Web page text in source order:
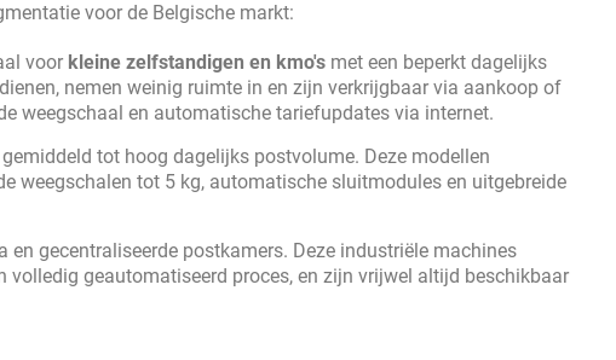
voor de Belgische markt:
voor kleine zelfstandigen en kmo's met een beperkt dagelijks
nemen weinig ruimte in en zijn verkrijgbaar via aankoop of
weegschaal en automatische tariefupdates via internet.
tot hoog dagelijks postvolume. Deze modellen
weegschalen tot 5 kg, automatische sluitmodules en uitgebreide
en gecentraliseerde postkamers. Deze industriële machines
volledig geautomatiseerd proces, en zijn vrijwel altijd beschikbaar